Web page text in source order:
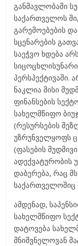
განმავლობაში
საქართველოს
გარემოებების
სცენარების
საეჭვო ხდება
პერსპექტივაში.
ნაკლია მისი
ფინანსების
სახელმწიფო
(რესურსების
უზრუნველყოფს
(ფასების
ადექვატურობის
დაბერება, რაც
საქართველოშიც
ამდენად,
სახელმწიფო
დატოვება
მნიშვნელოვან